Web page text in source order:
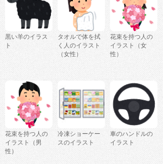
黒い羊のイラス
ト
タオルで体を拭
く人のイラスト
（女性）
花束を持つ人の
イラスト（女
性）
花束を持つ人の
イラスト（男
性）
冷凍ショーケー
スのイラスト
車のハンドルの
イラスト